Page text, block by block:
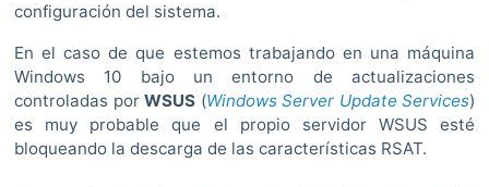
configuración del sistema.
En el caso de que estemos trabajando en una máquina
Windows 10 bajo un entorno de actualizaciones
controladas por WSUS (Windows Server Update Services)
es muy probable que el propio servidor WSUS esté
bloqueando la descarga de las características RSAT.